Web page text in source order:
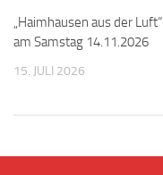
„Haimhausen aus der Luft“
am Samstag 14.11.2026
15. JULI 2026